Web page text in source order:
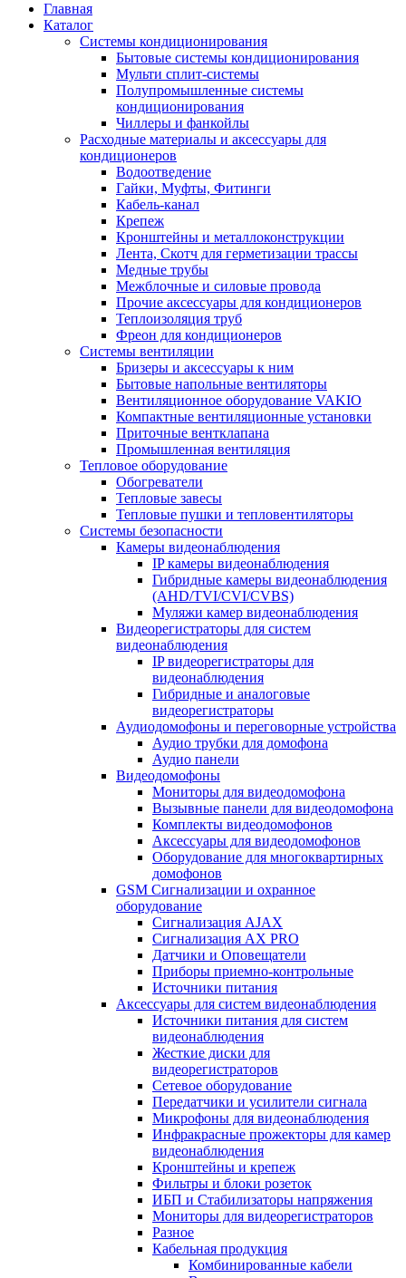
Главная
Каталог
Системы кондиционирования
Бытовые системы кондиционирования
Мульти сплит-системы
Полупромышленные системы
кондиционирования
Чиллеры и фанкойлы
Расходные материалы и аксессуары для
кондиционеров
Водоотведение
Гайки, Муфты, Фитинги
Кабель-канал
Крепеж
Кронштейны и металлоконструкции
Лента, Скотч для герметизации трассы
Медные трубы
Межблочные и силовые провода
Прочие аксессуары для кондиционеров
Теплоизоляция труб
Фреон для кондиционеров
Системы вентиляции
Бризеры и аксессуары к ним
Бытовые напольные вентиляторы
Вентиляционное оборудование VAKIO
Компактные вентиляционные установки
Приточные вентклапана
Промышленная вентиляция
Тепловое оборудование
Обогреватели
Тепловые завесы
Тепловые пушки и тепловентиляторы
Системы безопасности
Камеры видеонаблюдения
IP камеры видеонаблюдения
Гибридные камеры видеонаблюдения
(AHD/TVI/CVI/CVBS)
Муляжи камер видеонаблюдения
Видеорегистраторы для систем
видеонаблюдения
IP видеорегистраторы для
видеонаблюдения
Гибридные и аналоговые
видеорегистраторы
Аудиодомофоны и переговорные устройства
Аудио трубки для домофона
Аудио панели
Видеодомофоны
Мониторы для видеодомофона
Вызывные панели для видеодомофона
Комплекты видеодомофонов
Аксессуары для видеодомофонов
Оборудование для многоквартирных
домофонов
GSM Сигнализации и охранное
оборудование
Сигнализация AJAX
Сигнализация AX PRO
Датчики и Оповещатели
Приборы приемно-контрольные
Источники питания
Аксессуары для систем видеонаблюдения
Источники питания для систем
видеонаблюдения
Жесткие диски для
видеорегистраторов
Сетевое оборудование
Передатчики и усилители сигнала
Микрофоны для видеонаблюдения
Инфракрасные прожекторы для камер
видеонаблюдения
Кронштейны и крепеж
Фильтры и блоки розеток
ИБП и Стабилизаторы напряжения
Мониторы для видеорегистраторов
Разное
Кабельная продукция
Комбинированные кабели